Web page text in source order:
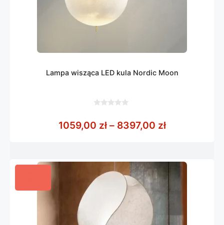
Lampa wisząca LED kula Nordic Moon
5
1059,00 zł – 8397,00 złZakres cen: